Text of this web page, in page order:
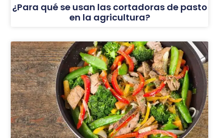
¿Para qué se usan las cortadoras de pasto
en la agricultura?